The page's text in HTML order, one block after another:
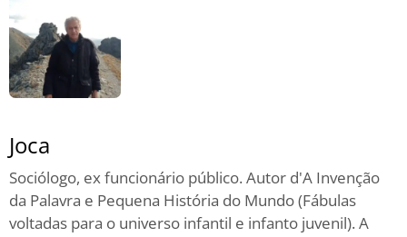
Joca
Sociólogo, ex funcionário público. Autor d'A Invenção
da Palavra e Pequena História do Mundo (Fábulas
voltadas para o universo infantil e infanto juvenil). A